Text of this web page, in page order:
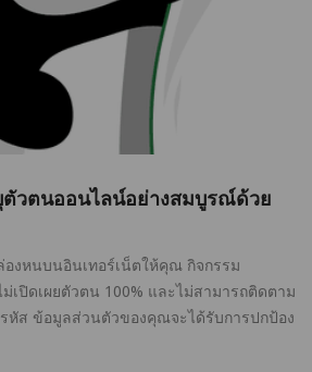
วตนออนไลน์อย่างสมบูรณ์ด้วย
องหนบนอินเทอร์เน็ตให้คุณ กิจกรรม
ปิดเผยตัวตน 100% และไม่สามารถติดตาม
หัส ข้อมูลส่วนตัวของคุณจะได้รับการปกป้อง